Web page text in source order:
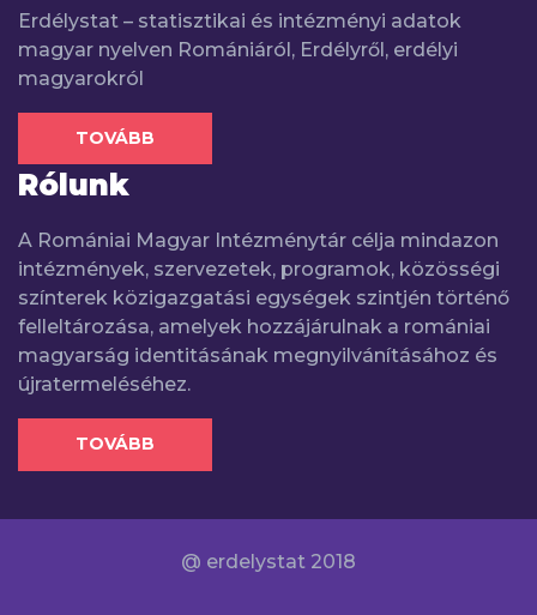
Erdélystat – statisztikai és intézményi adatok
magyar nyelven Romániáról, Erdélyről, erdélyi
magyarokról
TOVÁBB
Rólunk
A Romániai Magyar Intézménytár célja mindazon
intézmények, szervezetek, programok, közösségi
színterek közigazgatási egységek szintjén történő
felleltározása, amelyek hozzájárulnak a romániai
magyarság identitásának megnyilvánításához és
újratermeléséhez.
TOVÁBB
@ erdelystat 2018